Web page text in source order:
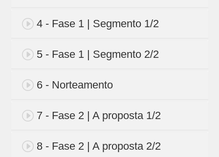
4 - Fase 1 | Segmento 1/2
5 - Fase 1 | Segmento 2/2
6 - Norteamento
7 - Fase 2 | A proposta 1/2
8 - Fase 2 | A proposta 2/2